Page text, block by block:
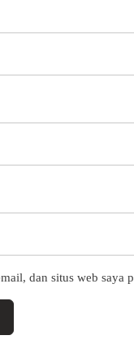
dan situs web saya